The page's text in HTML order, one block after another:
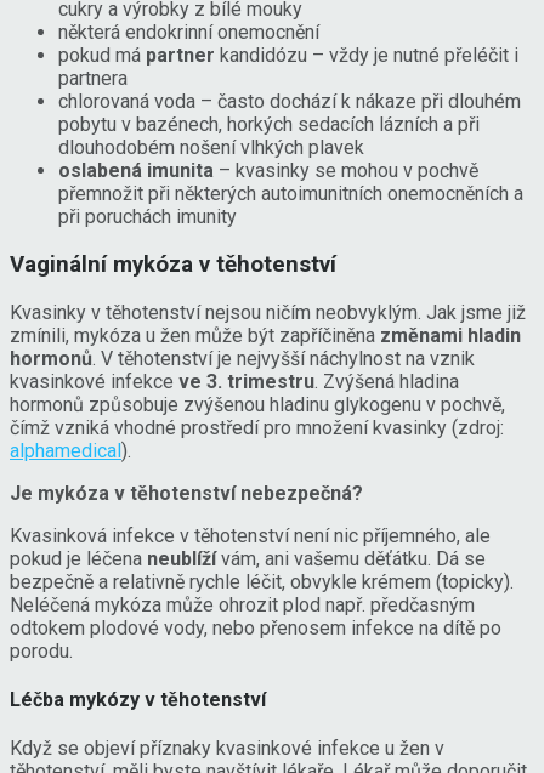
cukry a výrobky z bílé mouky
některá endokrinní onemocnění
pokud má partner kandidózu – vždy je nutné přeléčit i
partnera
chlorovaná voda – často dochází k nákaze při dlouhém
pobytu v bazénech, horkých sedacích lázních a při
dlouhodobém nošení vlhkých plavek
oslabená imunita – kvasinky se mohou v pochvě
přemnožit při některých autoimunitních onemocněních a
při poruchách imunity
Vaginální mykóza v těhotenství
Kvasinky v těhotenství nejsou ničím neobvyklým. Jak jsme již
zmínili, mykóza u žen může být zapříčiněna změnami hladin
hormonů. V těhotenství je nejvyšší náchylnost na vznik
kvasinkové infekce ve 3. trimestru. Zvýšená hladina
hormonů způsobuje zvýšenou hladinu glykogenu v pochvě,
čímž vzniká vhodné prostředí pro množení kvasinky (zdroj:
alphamedical).
Je mykóza v těhotenství nebezpečná?
Kvasinková infekce v těhotenství není nic příjemného, ale
pokud je léčena neublížívám, ani vašemu děťátku. Dá se
bezpečně a relativně rychle léčit, obvykle krémem (topicky).
Neléčená mykóza může ohrozit plod např. předčasným
odtokem plodové vody, nebo přenosem infekce na dítě po
porodu.
Léčba mykózy v těhotenství
Když se objeví příznaky kvasinkové infekce u žen v